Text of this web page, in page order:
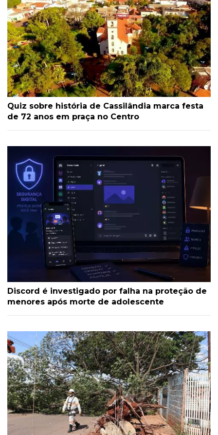
Quiz sobre história de Cassilândia marca festa
de 72 anos em praça no Centro
Discord é investigado por falha na proteção de
menores após morte de adolescente